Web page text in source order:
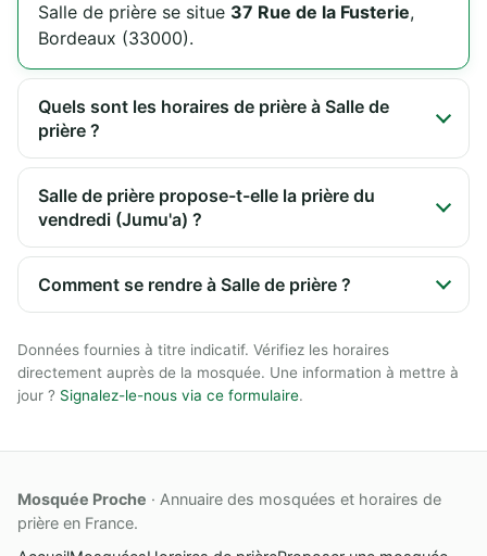
Salle de prière se situe 37 Rue de la Fusterie,
Bordeaux (33000).
Quels sont les horaires de prière à Salle de
prière ?
Salle de prière propose-t-elle la prière du
vendredi (Jumu'a) ?
Comment se rendre à Salle de prière ?
Données fournies à titre indicatif. Vérifiez les horaires
directement auprès de la mosquée. Une information à mettre à
jour ? Signalez-le-nous via ce formulaire.
Mosquée Proche · Annuaire des mosquées et horaires de
prière en France.